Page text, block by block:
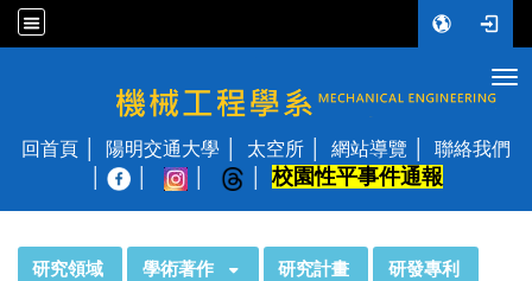
國立陽明交通大學 機械工程學系
回首頁 陽明交通大學 太空所 網站導覽
聯絡我們
校園性平事件通報
研究領域 學術著作 研究計畫 研發專利